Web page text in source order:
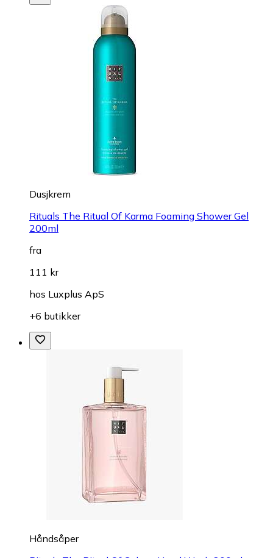
Dusjkrem
Rituals The Ritual Of Karma Foaming Shower Gel
200ml
fra
111 kr
hos Luxplus ApS
+6 butikker
Håndsåper